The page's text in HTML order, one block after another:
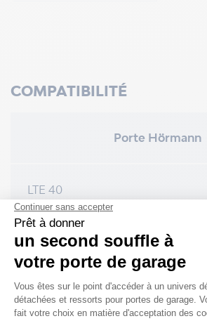
COMPATIBILITÉ
Porte Hörmann
LTE 40
LPU 40
EPU 40
Ferrure Hörmann